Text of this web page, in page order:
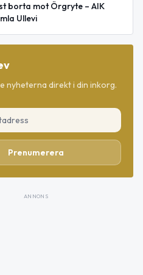
borta mot Örgryte – AIK
Ullevi
nyheterna direkt i din inkorg.
Prenumerera
ANNONS